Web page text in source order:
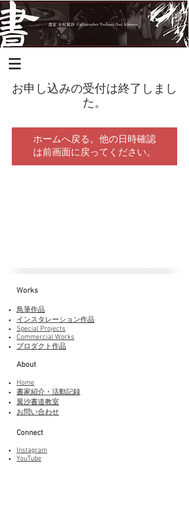
お申し込みの受付は終了しまし
た。
ホームへ戻る。他の日時確認
は前画面に戻ってください。
Works​
鳥筆作品
インスタレーション作品
Special Projects
Commercial Works
プロダクト作品
About
Home
書家紹介・活動記録
​翼沙書道教室
お問い合わせ
Connect
Instagram
YouTube